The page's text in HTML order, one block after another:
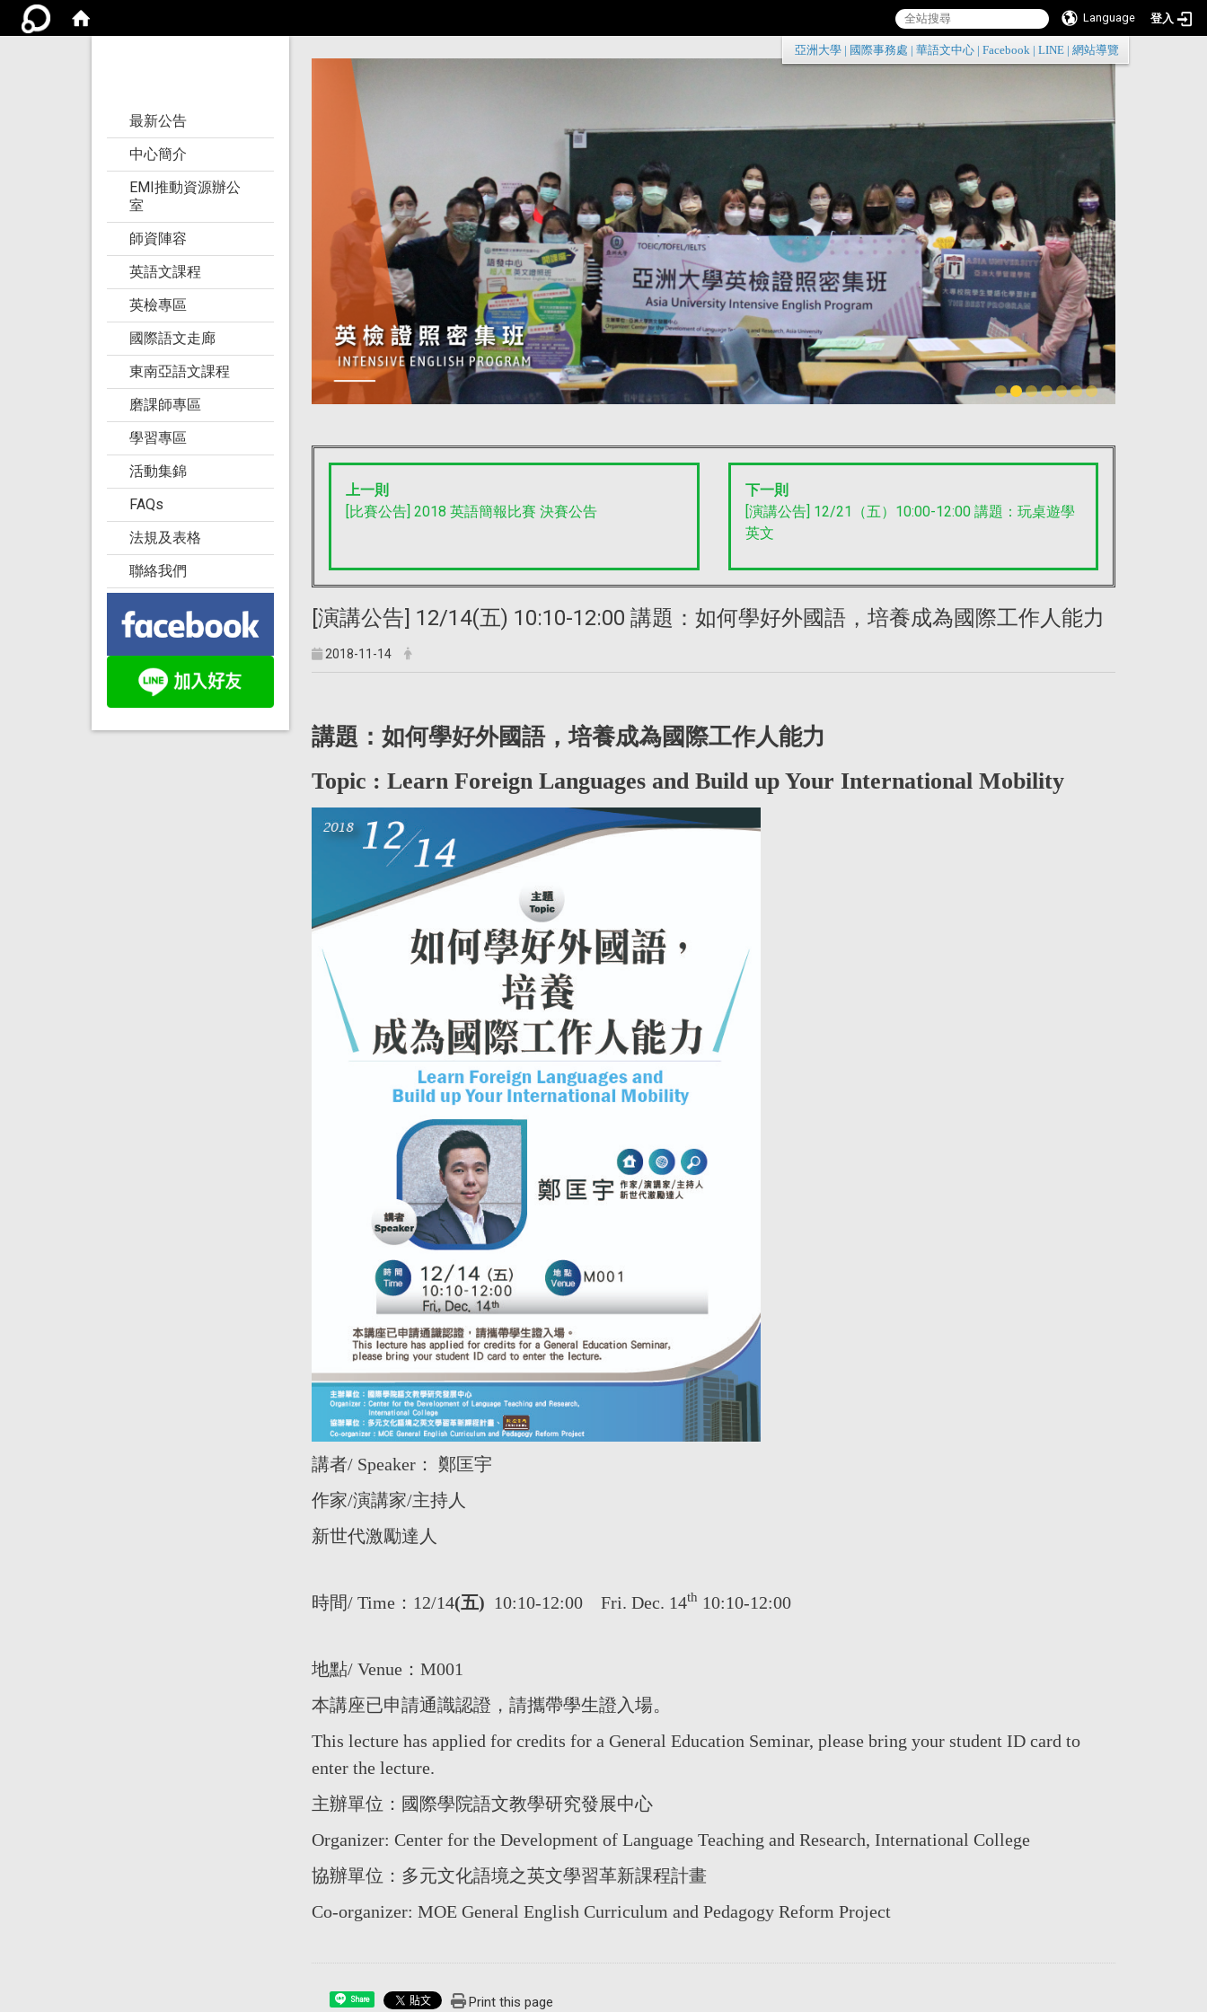
Language 登入
:::
亞洲大學 國際事務處 華語文中心 Facebook LINE 網站導覽
最新公告
中心簡介
EMI推動資源辦公
室
師資陣容
英語文課程
英檢專區
國際語文走廊
東南亞語文課程
磨課師專區
學習專區
活動集錦
FAQs
法規及表格
聯絡我們
上一則
[比賽公告] 2018 英語簡報比賽 決賽公告
下一則
[演講公告] 12/21（五）10:00-12:00 講題：玩桌遊學
英文
[演講公告] 12/14(五) 10:10-12:00 講題：如何學好外國語，培養成為國際工作人能力
2018-11-14
講題：如何學好外國語，培養成為國際工作人能力
Topic : Learn Foreign Languages and Build up Your International Mobility
講者/ Speaker： 鄭匡宇
作家/演講家/主持人
新世代激勵達人
時間/ Time：12/14(五) 10:10-12:00 Fri. Dec. 14th 10:10-12:00
地點/ Venue：M001
本講座已申請通識認證，請攜帶學生證入場。
This lecture has applied for credits for a General Education Seminar, please bring your student ID card to
enter the lecture.
主辦單位：國際學院語文教學研究發展中心
Organizer: Center for the Development of Language Teaching and Research, International College
協辦單位：多元文化語境之英文學習革新課程計畫
Co-organizer: MOE General English Curriculum and Pedagogy Reform Project
Share Print this page